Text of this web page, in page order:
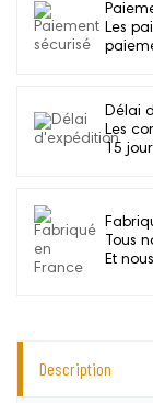
Les
Délai
Les
15
Tous
Et
Description